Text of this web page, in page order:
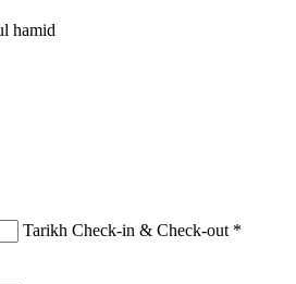
hamid
Tarikh Check-in & Check-out *